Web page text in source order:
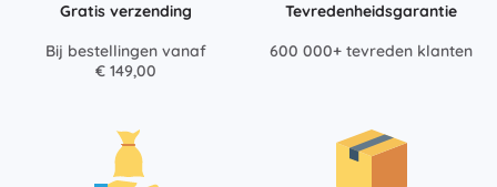
Gratis verzending
Bij bestellingen vanaf
€ 149,00
Tevredenheidsgarantie
600 000+ tevreden klanten